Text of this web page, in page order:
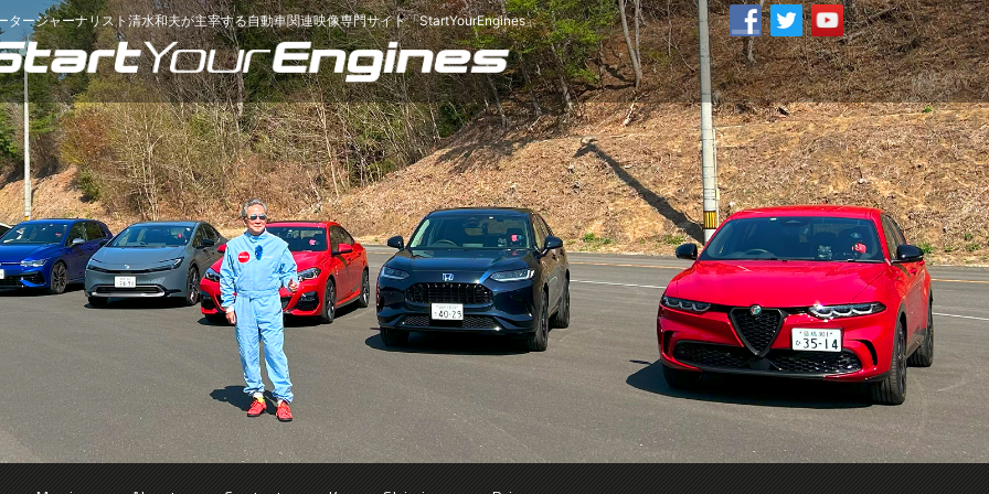
タージャーナリスト清水和夫が主宰する自動車関連映像専門サイト「StartYourEngines」